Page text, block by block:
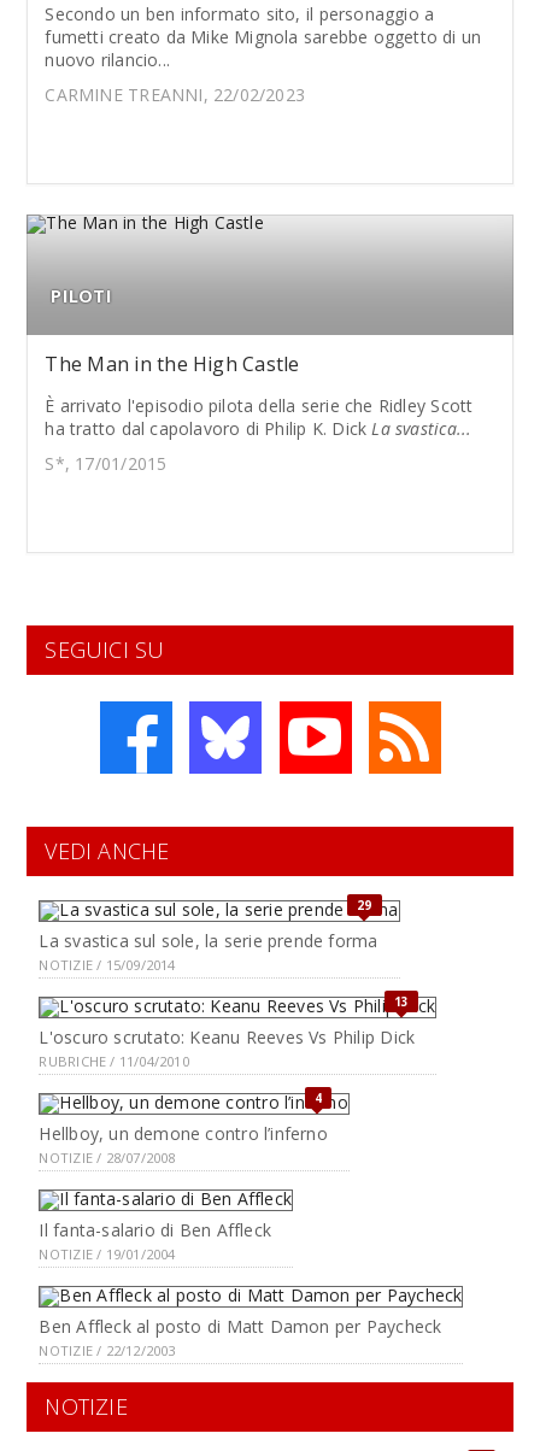
Secondo un ben informato sito, il personaggio a
fumetti creato da Mike Mignola sarebbe oggetto di un
nuovo rilancio...
CARMINE TREANNI, 22/02/2023
PILOTI
The Man in the High Castle
È arrivato l'episodio pilota della serie che Ridley Scott
ha tratto dal capolavoro di Philip K. DickLa svastica...
S*, 17/01/2015
SEGUICI SU
VEDI ANCHE
29
La svastica sul sole, la serie prende forma
NOTIZIE / 15/09/2014
13
L'oscuro scrutato: Keanu Reeves Vs Philip Dick
RUBRICHE / 11/04/2010
4
Hellboy, un demone contro l’inferno
NOTIZIE / 28/07/2008
Il fanta-salario di Ben Affleck
NOTIZIE / 19/01/2004
Ben Affleck al posto di Matt Damon per Paycheck
NOTIZIE / 22/12/2003
NOTIZIE